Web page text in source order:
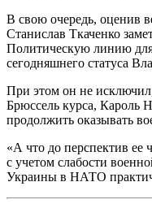
В свою очередь, оценив
Станислав Ткаченко
Политическую линию для
сегодняшнего статуса
При этом он не
Брюссель курса, Кароль
продолжить оказывать
«А что до перспектив
с учетом слабости
Украины в НАТО